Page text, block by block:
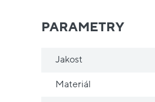
PARAMETRY
Jakost
Materiál